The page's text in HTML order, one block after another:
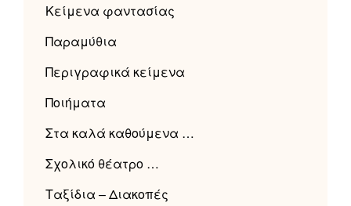
Κείμενα φαντασίας
Παραμύθια
Περιγραφικά κείμενα
Ποιήματα
Στα καλά καθούμενα …
Σχολικό θέατρο …
Ταξίδια – Διακοπές